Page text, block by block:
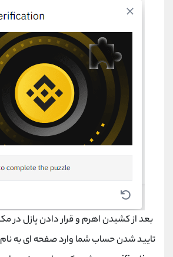
بعد از کشیدن اهرم و قرار دادن پازل
تایید شدن حساب شما وارد صفحه ای به نام